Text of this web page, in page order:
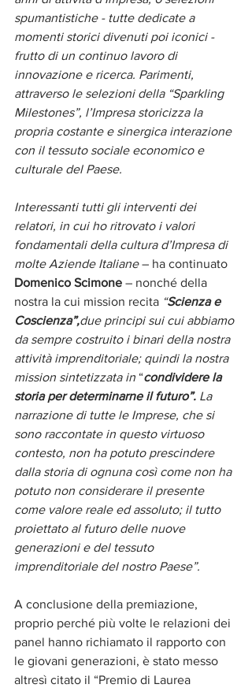
spumantistiche - tutte dedicate a
momenti storici divenuti poi iconici -
frutto di un continuo lavoro di
innovazione e ricerca. Parimenti,
attraverso le selezioni della “Sparkling
Milestones”, l’Impresa storicizza la
propria costante e sinergica interazione
con il tessuto sociale economico e
culturale del Paese.
Interessanti tutti gli interventi dei
relatori, in cui ho ritrovato i valori
fondamentali della cultura d’Impresa di
molte Aziende Italiane – ha continuato
Domenico Scimone – nonché della
nostra la cui mission recita “Scienza e
Coscienza”,due principi sui cui abbiamo
da sempre costruito i binari della nostra
attività imprenditoriale; quindi la nostra
mission sintetizzata in “condividere la
storia per determinarne il futuro”. La
narrazione di tutte le Imprese, che si
sono raccontate in questo virtuoso
contesto, non ha potuto prescindere
dalla storia di ognuna così come non ha
potuto non considerare il presente
come valore reale ed assoluto; il tutto
proiettato al futuro delle nuove
generazioni e del tessuto
imprenditoriale del nostro Paese”.
A conclusione della premiazione,
proprio perché più volte le relazioni dei
panel hanno richiamato il rapporto con
le giovani generazioni, è stato messo
altresì citato il “Premio di Laurea